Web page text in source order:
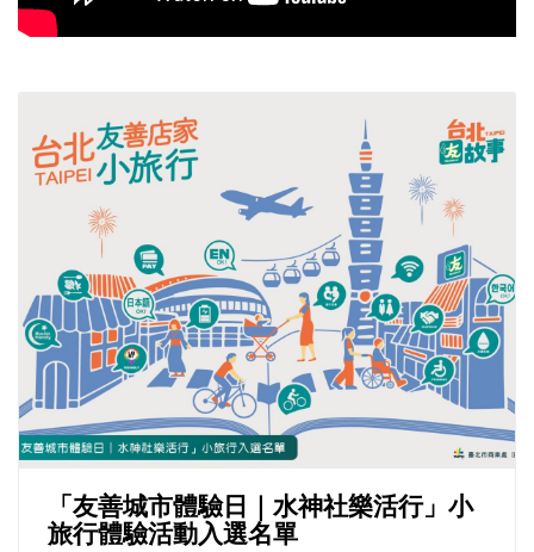
「友善城市體驗日｜水神社樂活行」小
旅行體驗活動入選名單